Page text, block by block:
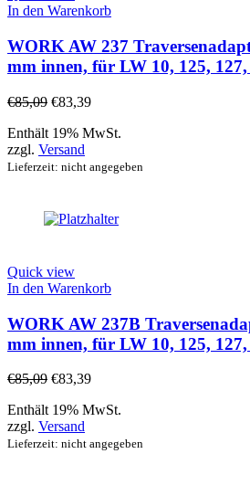
In den Warenkorb
WORK AW 237
mm innen, für LW 10, 125,
€85,09 €83,39
Enthält 19% MwSt.
zzgl. Versand
Lieferzeit: nicht angegeben
Quick view
In den Warenkorb
WORK AW 237B
mm innen, für LW 10, 125, 127,
€85,09 €83,39
Enthält 19% MwSt.
zzgl. Versand
Lieferzeit: nicht angegeben